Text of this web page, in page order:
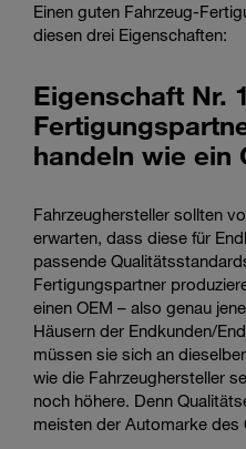
Einen guten Fahrzeug-
diesen drei Eigenschaften:
Eigenschaft Nr.
handeln wie ein
Fahrzeughersteller sollten
erwarten, dass diese für
passende
Fertigungspartner
einen OEM – also genau
Häusern der Endkunden/
müssen sie sich an
wie die Fahrzeughersteller
noch höhere. Denn
meisten der Automarke des